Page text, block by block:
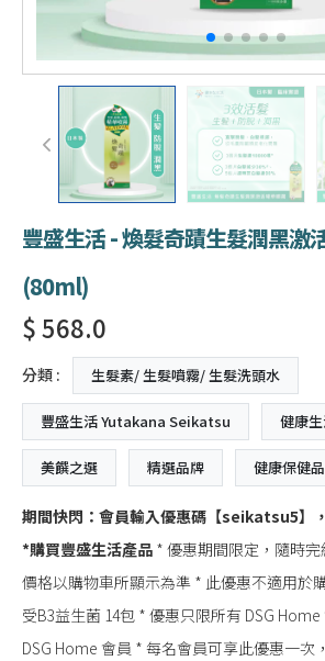
豐盛生活 - 煥髮奇蹟生髮潤黑激
(80ml)
$ 568.0
分類 : 生髮素/ 生髮噴霧/ 生髮洗頭水
豐盛生活 Yutakana Seikatsu 健康
美饌之選 精選品牌 健康保健品
期間快閃：會員輸入優惠碼【seikatsu5】
*購買豐盛生活產品 * 優惠期間限定，隨時
價格以購物車所顯示為準 * 此優惠不適用於
受B3益生菌 14包 * 優惠只限所有 DSG
DSG Home 會員 * 每名會員可享此優惠一次